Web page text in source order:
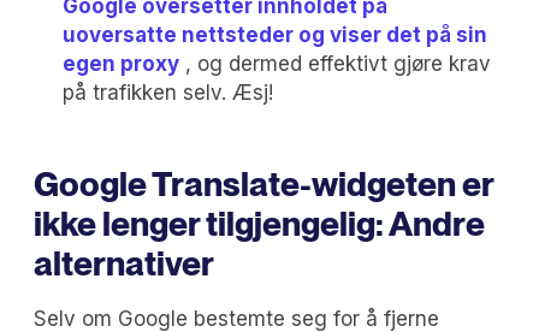
Google oversetter innholdet på
uoversatte nettsteder og viser det på sin
egen proxy , og dermed effektivt gjøre krav
på trafikken selv. Æsj!
Google Translate-widgeten er
ikke lenger tilgjengelig: Andre
alternativer
Selv om Google bestemte seg for å fjerne